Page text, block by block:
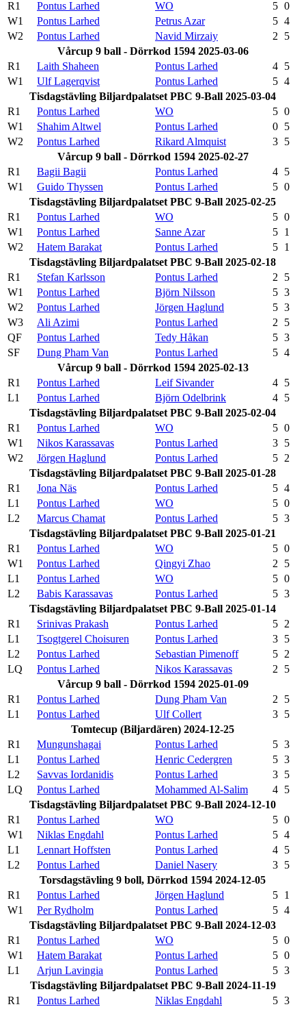
R1 Pontus Larhed WO 5 0
W1
Pontus Larhed Petrus Azar 5 4
W2
Pontus Larhed Navid Mirzaiy 2
5
Vårcup 9 ball - Dörrkod 1594 2025-03-06
R1
Laith Shaheen Pontus Larhed 4 5
W1
Ulf Lagerqvist Pontus Larhed 5 4
Tisdagstävling Biljardpalatset PBC 9-Ball 2025-03-04
R1
Pontus Larhed WO 5 0
W1
Shahim Altwel Pontus Larhed 0 5
W2
Pontus Larhed Rikard Almquist 3 5
Vårcup 9 ball - Dörrkod 1594 2025-02-27
R1
Bagii Bagii Pontus Larhed 4 5
W1
Guido Thyssen Pontus Larhed 5 0
Tisdagstävling Biljardpalatset PBC 9-Ball 2025-02-25
R1
Pontus Larhed WO 5 0
W1
Pontus Larhed Sanne Azar 5 1
W2
Hatem Barakat Pontus Larhed 5 1
Tisdagstävling Biljardpalatset PBC 9-Ball 2025-02-18
R1
Stefan Karlsson Pontus Larhed 2
5
W1
Pontus Larhed Björn Nilsson 5 3
W2
Pontus Larhed Jörgen Haglund 5 3
W3
Ali Azimi Pontus Larhed 2
5
QF
Pontus Larhed Tedy Håkan 5 3
SF
Dung Pham Van Pontus Larhed 5 4
Vårcup 9 ball - Dörrkod 1594 2025-02-13
R1
Pontus Larhed Leif Sivander 4 5
L1
Pontus Larhed Björn Odelbrink 4 5
Tisdagstävling Biljardpalatset PBC 9-Ball 2025-02-04
R1
Pontus Larhed WO 5 0
W1
Nikos Karassavas Pontus Larhed 3 5
W2
Jörgen Haglund Pontus Larhed 5 2
Tisdagstävling Biljardpalatset PBC 9-Ball 2025-01-28
R1
Jona Näs Pontus Larhed 5 4
L1
Pontus Larhed WO 5 0
L2
Marcus Chamat Pontus Larhed 5 3
Tisdagstävling Biljardpalatset PBC 9-Ball 2025-01-21
R1
Pontus Larhed WO 5 0
W1
Pontus Larhed Qingyi Zhao 2
5
L1
Pontus Larhed WO 5 0
L2
Babis Karassavas Pontus Larhed 5 3
Tisdagstävling Biljardpalatset PBC 9-Ball 2025-01-14
R1
Srinivas Prakash Pontus Larhed 5 2
L1
Tsogtgerel Choisuren Pontus Larhed 3 5
L2
Pontus Larhed Sebastian Pimenoff 5 2
LQ
Pontus Larhed Nikos Karassavas 2
5
Vårcup 9 ball - Dörrkod 1594 2025-01-09
R1
Pontus Larhed Dung Pham Van 2
5
L1
Pontus Larhed Ulf Collert 3 5
Tomtecup (Biljardären) 2024-12-25
R1
Mungunshagai Pontus Larhed 5 3
L1
Pontus Larhed Henric Cedergren 5 3
L2
Savvas Iordanidis Pontus Larhed 3 5
LQ
Pontus Larhed Mohammed Al-Salim 4 5
Tisdagstävling Biljardpalatset PBC 9-Ball 2024-12-10
R1
Pontus Larhed WO 5 0
W1
Niklas Engdahl Pontus Larhed 5 4
L1
Lennart Hoffsten Pontus Larhed 4 5
L2
Pontus Larhed Daniel Nasery 3 5
Torsdagstävling 9 boll, Dörrkod 1594 2024-12-05
R1
Pontus Larhed Jörgen Haglund 5 1
W1
Per Rydholm Pontus Larhed 5 4
Tisdagstävling Biljardpalatset PBC 9-Ball 2024-12-03
R1
Pontus Larhed WO 5 0
W1
Hatem Barakat Pontus Larhed 5 0
L1
Arjun Lavingia Pontus Larhed 5 3
Tisdagstävling Biljardpalatset PBC 9-Ball 2024-11-19
R1
Pontus Larhed Niklas Engdahl 5 3